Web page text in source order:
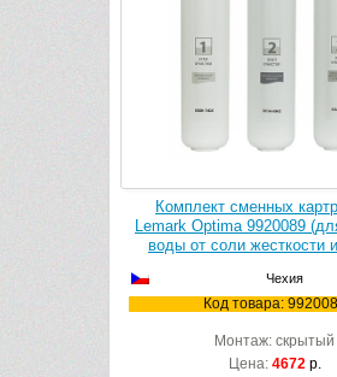
Комплект сменных
Lemark Optima 9920089
воды от соли жесткости
Чехия
Код товара:
Монтаж: скрытый
Цена: 4672р.